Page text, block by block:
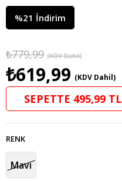
%21 İndirim
₺779,99 (KDV Dahil)
₺619,99 (KDV Dahil)
SEPETTE 495,99 TL
RENK
Mavi